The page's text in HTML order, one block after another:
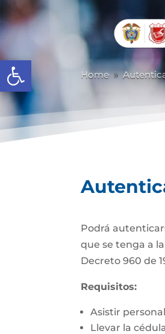
Abrir barra de herramientas
Home 9
Podrá
que se tenga a
Decreto 960 de
Requisitos:
Asistir
Llevar la